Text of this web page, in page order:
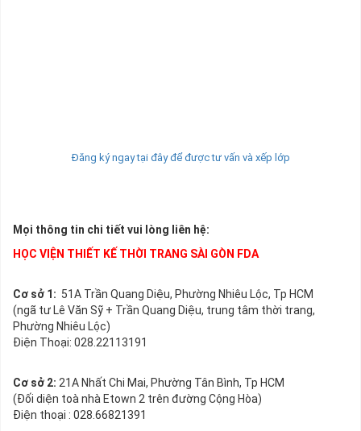
Đăng ký ngay tại đây để được tư vấn và xếp lớp
Mọi thông tin chi tiết vui lòng liên hệ:
HỌC VIỆN THIẾT KẾ THỜI TRANG SÀI GÒN FDA
Cơ sở 1: 51A Trần Quang Diệu, Phường Nhiêu Lộc, Tp HCM
(ngã tư Lê Văn Sỹ + Trần Quang Diệu, trung tâm thời trang,
Phường Nhiêu Lộc)
Điện Thoại: 028.22113191
Cơ sở 2: 21A Nhất Chi Mai, Phường Tân Bình, Tp HCM
(Đối diện toà nhà Etown 2 trên đường Cộng Hòa)
Điện thoại : 028.66821391